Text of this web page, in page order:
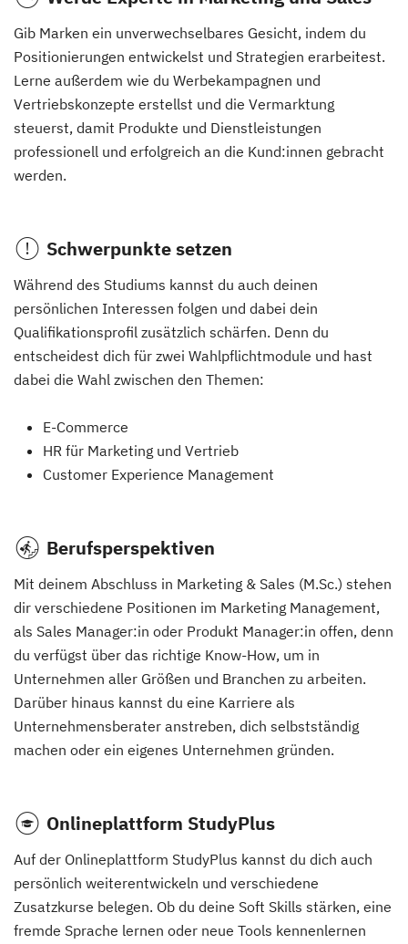
Gib Marken ein unverwechselbares Gesicht, indem du
Positionierungen entwickelst und Strategien erarbeitest.
Lerne außerdem wie du Werbekampagnen und
Vertriebskonzepte erstellst und die Vermarktung
steuerst, damit Produkte und Dienstleistungen
professionell und erfolgreich an die Kund:innen gebracht
werden.
Schwerpunkte setzen
Während des Studiums kannst du auch deinen
persönlichen Interessen folgen und dabei dein
Qualifikationsprofil zusätzlich schärfen. Denn du
entscheidest dich für zwei Wahlpflichtmodule und hast
dabei die Wahl zwischen den Themen:
E-Commerce
HR für Marketing und Vertrieb
Customer Experience Management
Berufsperspektiven
Mit deinem Abschluss in Marketing & Sales (M.Sc.) stehen
dir verschiedene Positionen im Marketing Management,
als Sales Manager:in oder Produkt Manager:in offen, denn
du verfügst über das richtige Know-How, um in
Unternehmen aller Größen und Branchen zu arbeiten.
Darüber hinaus kannst du eine Karriere als
Unternehmensberater anstreben, dich selbstständig
machen oder ein eigenes Unternehmen gründen.
Onlineplattform StudyPlus
Auf der Onlineplattform StudyPlus kannst du dich auch
persönlich weiterentwickeln und verschiedene
Zusatzkurse belegen. Ob du deine Soft Skills stärken, eine
fremde Sprache lernen oder neue Tools kennenlernen